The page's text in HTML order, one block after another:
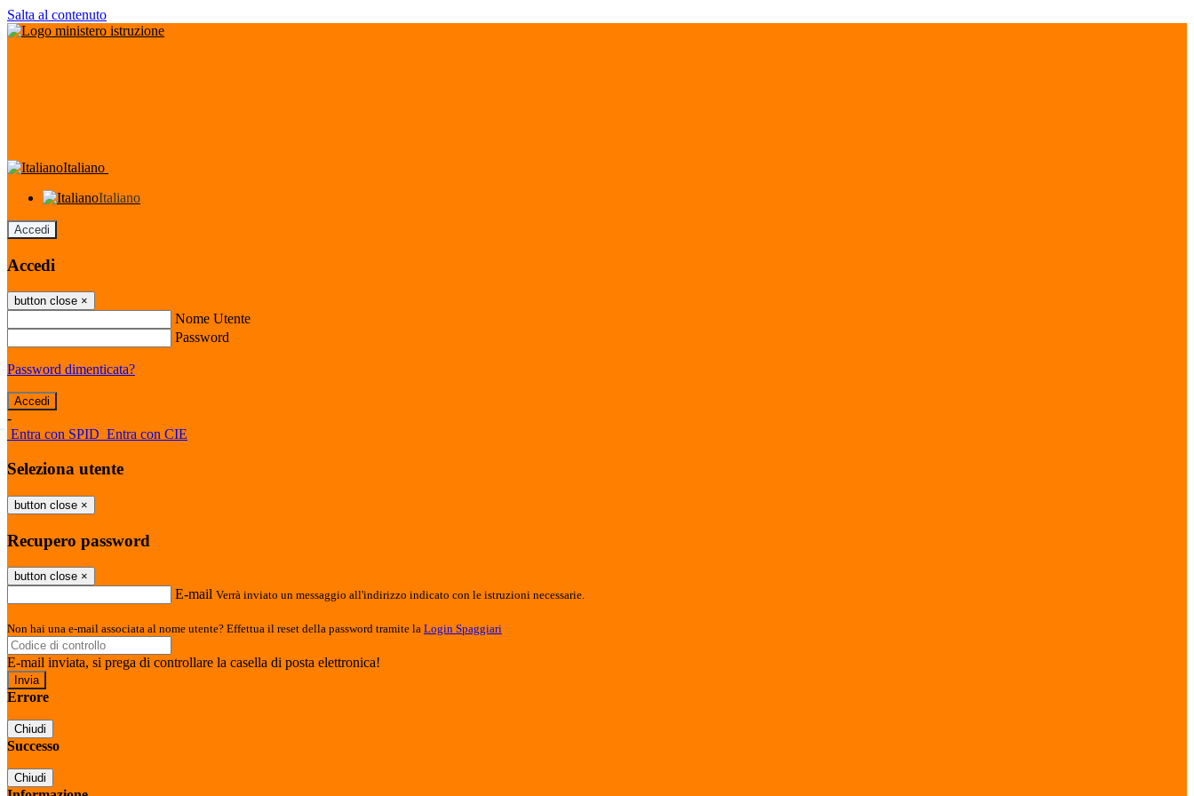
Salta al contenuto
Italiano
Italiano
Accedi
Accedi
button close ×
Nome Utente
Password
Password dimenticata?
-
Entra con SPID Entra con CIE
Seleziona utente
button close ×
Recupero password
button close ×
E-mail Verrà inviato un messaggio all'indirizzo indicato con le istruzioni necessarie.
Non hai una e-mail associata al nome utente? Effettua il reset della password tramite la Login Spaggiari
E-mail inviata, si prega di controllare la casella di posta elettronica!
Errore
Chiudi
Successo
Chiudi